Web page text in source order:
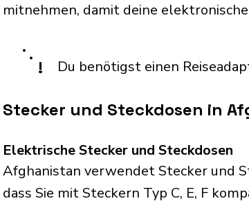
mitnehmen, damit deine
! Du benötigst einen
Stecker und Steckdosen in
Elektrische Stecker und Steckdosen
Afghanistan verwendet Stecker und
dass Sie mit Steckern Typ C, E, F